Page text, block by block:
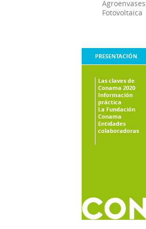
Agroenvases
Fotovoltaica
PRESENTACIÓN
Las claves de
Conama 2020
Información
práctica
La Fundación
Conama
Entidades
colaboradoras